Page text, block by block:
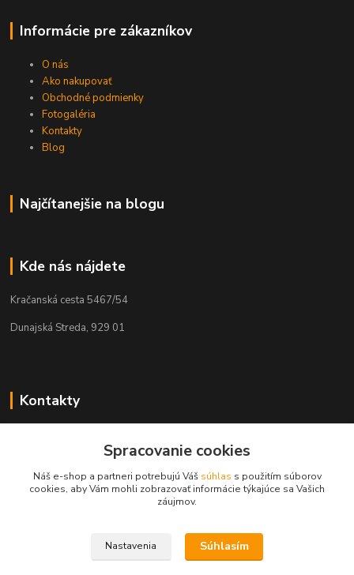
Informácie pre zákazníkov
O nás
Ako nakupovať
Obchodné podmienky
Fotogaléria
Kontakty
Blog
Najčítanejšie na blogu
Kde nás nájdete
Kračanská cesta 5467/54
Dunajská Streda, 929 01
Kontakty
+421 908 775 701
info@kantorstav.sk
Spracovanie cookies
Náš e-shop a partneri potrebujú Váš súhlas s použitím súborov
cookies, aby Vám mohli zobrazovať informácie týkajúce sa Vašich
záujmov.
Nastavenia Súhlasím